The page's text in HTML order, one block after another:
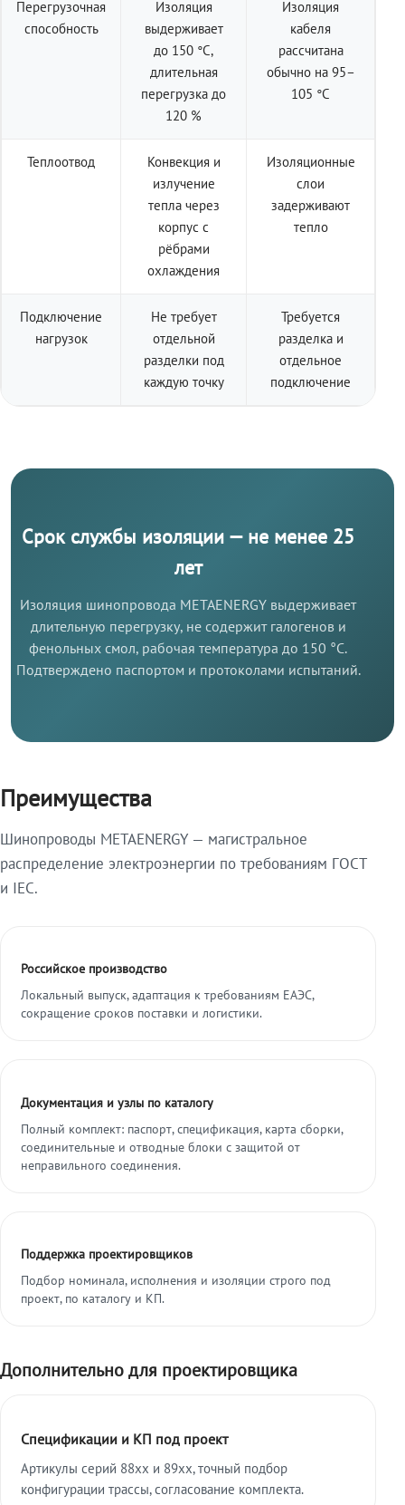
Перегрузочная
способность
Изоляция
выдерживает
до 150 °C,
длительная
перегрузка до
120 %
Изоляция
кабеля
рассчитана
обычно на 95–
105 °C
Теплоотвод
Конвекция и
излучение
тепла через
корпус с
рёбрами
охлаждения
Изоляционные
слои
задерживают
тепло
Подключение
нагрузок
Не требует
отдельной
разделки под
каждую точку
Требуется
разделка и
отдельное
подключение
Срок службы изоляции — не менее 25
лет
Изоляция шинопровода METAENERGY выдерживает
длительную перегрузку, не содержит галогенов и
фенольных смол, рабочая температура до 150 °C.
Подтверждено паспортом и протоколами испытаний.
Преимущества
Шинопроводы METAENERGY — магистральное
распределение электроэнергии по требованиям ГОСТ
и IEC.
Российское производство
Локальный выпуск, адаптация к требованиям ЕАЭС,
сокращение сроков поставки и логистики.
Документация и узлы по каталогу
Полный комплект: паспорт, спецификация, карта сборки,
соединительные и отводные блоки с защитой от
неправильного соединения.
Поддержка проектировщиков
Подбор номинала, исполнения и изоляции строго под
проект, по каталогу и КП.
Дополнительно для проектировщика
Спецификации и КП под проект
Артикулы серий 88xx и 89xx, точный подбор
конфигурации трассы, согласование комплекта.